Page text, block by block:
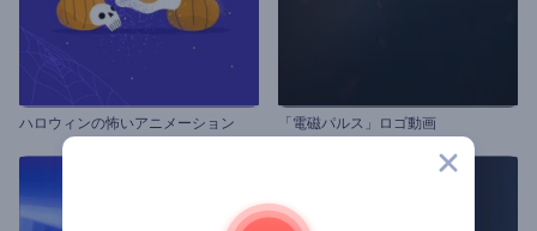
ハロウィンの怖いアニメーション 「電磁パルス」ロゴ動画